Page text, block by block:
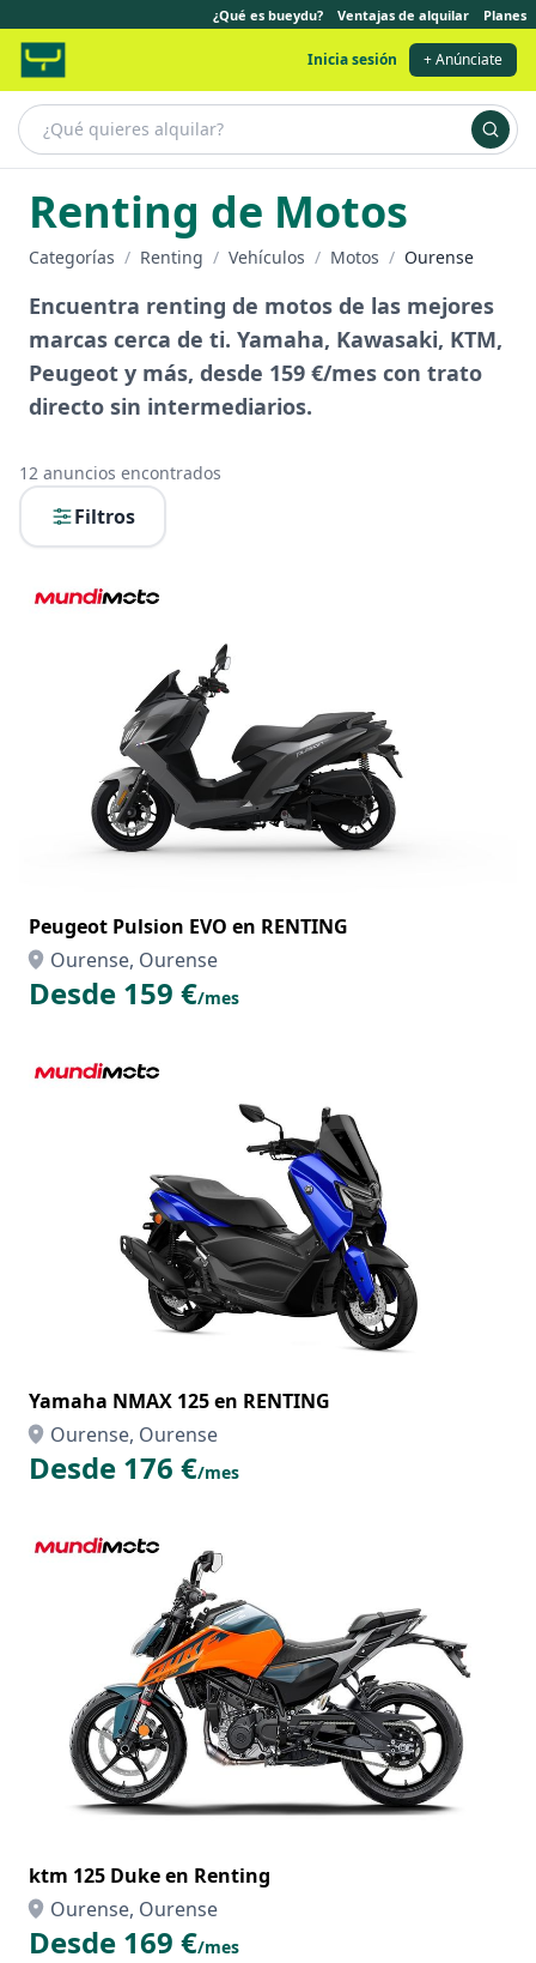
¿Qué es bueydu? Ventajas de alquilar Planes
Inicia sesión + Anúnciate
Renting de Motos
Categorías / Renting / Vehículos / Motos / Ourense
Encuentra renting de motos de las mejores
marcas cerca de ti. Yamaha, Kawasaki, KTM,
Peugeot y más, desde 159 €/mes con trato
directo sin intermediarios.
12 anuncios encontrados
Filtros
Peugeot Pulsion EVO en RENTING
Ourense, Ourense
Desde 159 €/mes
Yamaha NMAX 125 en RENTING
Ourense, Ourense
Desde 176 €/mes
ktm 125 Duke en Renting
Ourense, Ourense
Desde 169 €/mes